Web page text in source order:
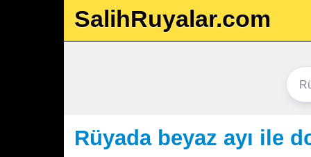
SalihRuyalar.com
Rüyada beyaz ayı ile